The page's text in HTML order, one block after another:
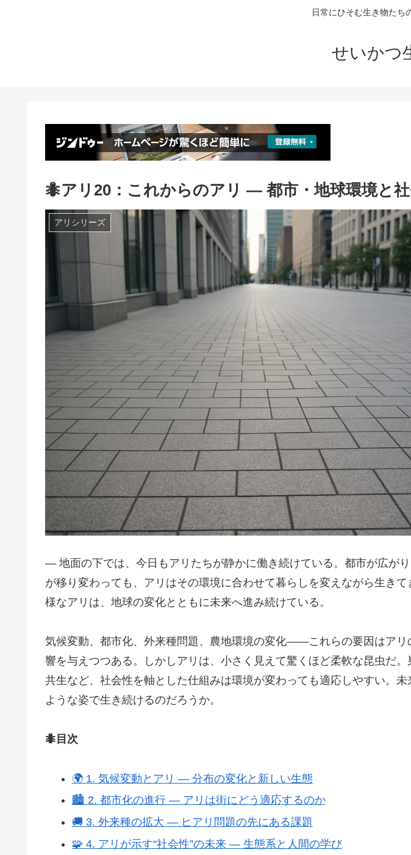
日常にひそむ生き物たち
せいかつ
🐜アリ20：これからのアリ ― 都市・地球環境と
アリシリーズ
― 地面の下では、今日もアリたちが静かに働き続けている。都市が広が
が移り変わっても、アリはその環境に合わせて暮らしを変えながら生き
様なアリは、地球の変化とともに未来へ進み続けている。
気候変動、都市化、外来種問題、農地環境の変化――これらの要因はアリ
響を与えつつある。しかしアリは、小さく見えて驚くほど柔軟な昆虫だ。
共生など、社会性を軸とした仕組みは環境が変わっても適応しやすい。
ような姿で生き続けるのだろうか。
🐜目次
🌍 1. 気候変動とアリ ― 分布の変化と新しい生態
🏙️ 2. 都市化の進行 ― アリは街にどう適応するのか
🚚 3. 外来種の拡大 ― ヒアリ問題の先にある課題
🧩 4. アリが示す“社会性”の未来 ― 生態系と人間の学び